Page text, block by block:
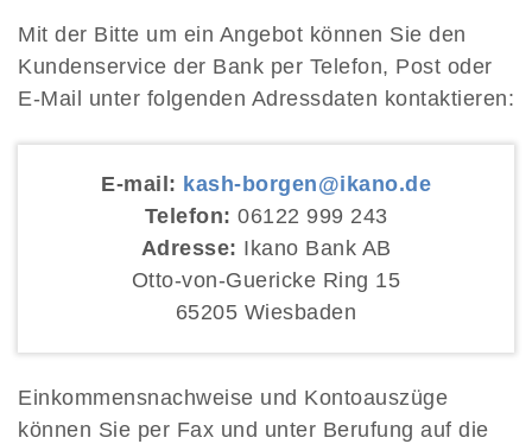
Mit der Bitte um ein Angebot können Sie den
Kundenservice der Bank per Telefon, Post oder
E-Mail unter folgenden Adressdaten kontaktieren:
E-mail: kash-borgen@ikano.de
Telefon: 06122 999 243
Adresse: Ikano Bank AB
Otto-von-Guericke Ring 15
65205 Wiesbaden
Einkommensnachweise und Kontoauszüge
können Sie per Fax und unter Berufung auf die